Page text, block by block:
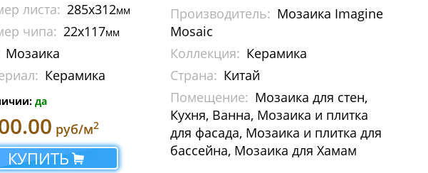
Производитель: Мозаика Imagine
Mosaic
Коллекция: Керамика
Страна: Китай
Помещение: Мозаика для стен,
Кухня, Ванна, Мозаика и плитка
для фасада, Мозаика и плитка для
бассейна, Мозаика для Хамам
листа: 285х312мм
чипа: 22х117мм
Мозаика
Керамика
да
руб/м2
КУПИТЬ